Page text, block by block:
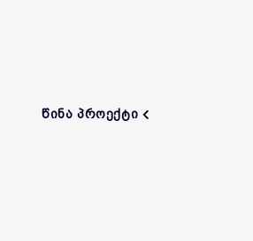
ᲬᲘᲜᲐ ᲞᲠᲝᲔᲥᲢᲘ